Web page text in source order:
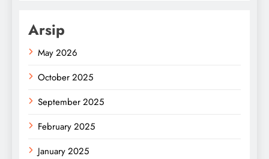
Arsip
May 2026
October 2025
September 2025
February 2025
January 2025